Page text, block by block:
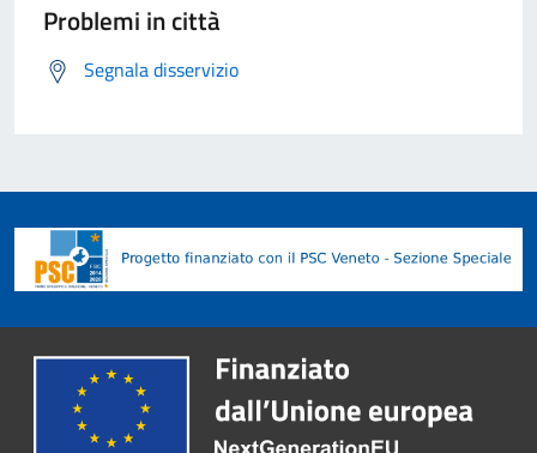
Problemi in città
Segnala disservizio